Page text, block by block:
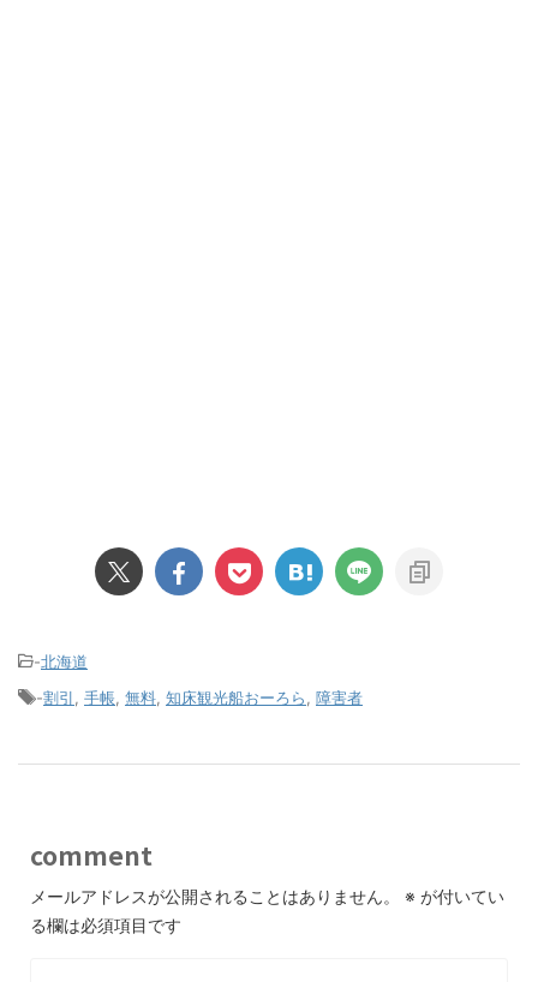
-北海道
-割引 手帳 無料 知床観光船おーろら 障害者
comment
メールアドレスが公開されることはありません。 ※ が付いてい
る欄は必須項目です